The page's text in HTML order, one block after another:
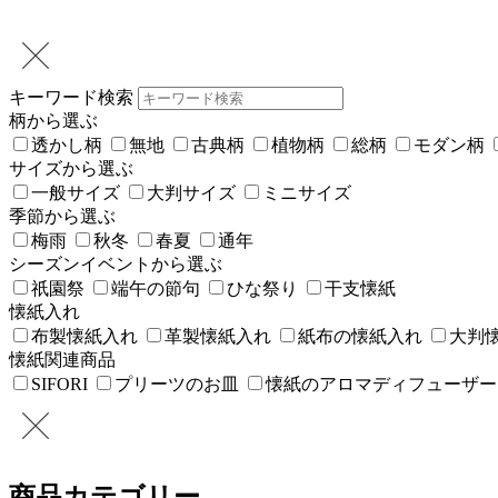
キーワード検索
柄から選ぶ
透かし柄
無地 古典柄 植物柄 総柄
モダン柄
サイズから選ぶ
一般サイズ
大判サイズ
ミニサイズ
季節から選ぶ
梅雨
秋冬 春夏
通年
シーズンイベントから選ぶ
祇園祭
端午の節句 ひな祭り
干支懐紙
懐紙入れ
布製懐紙入れ
革製懐紙入れ 紙布の懐紙入れ
大判
懐紙関連商品
SIFORI
プリーツのお皿 懐紙のアロマディフューザー